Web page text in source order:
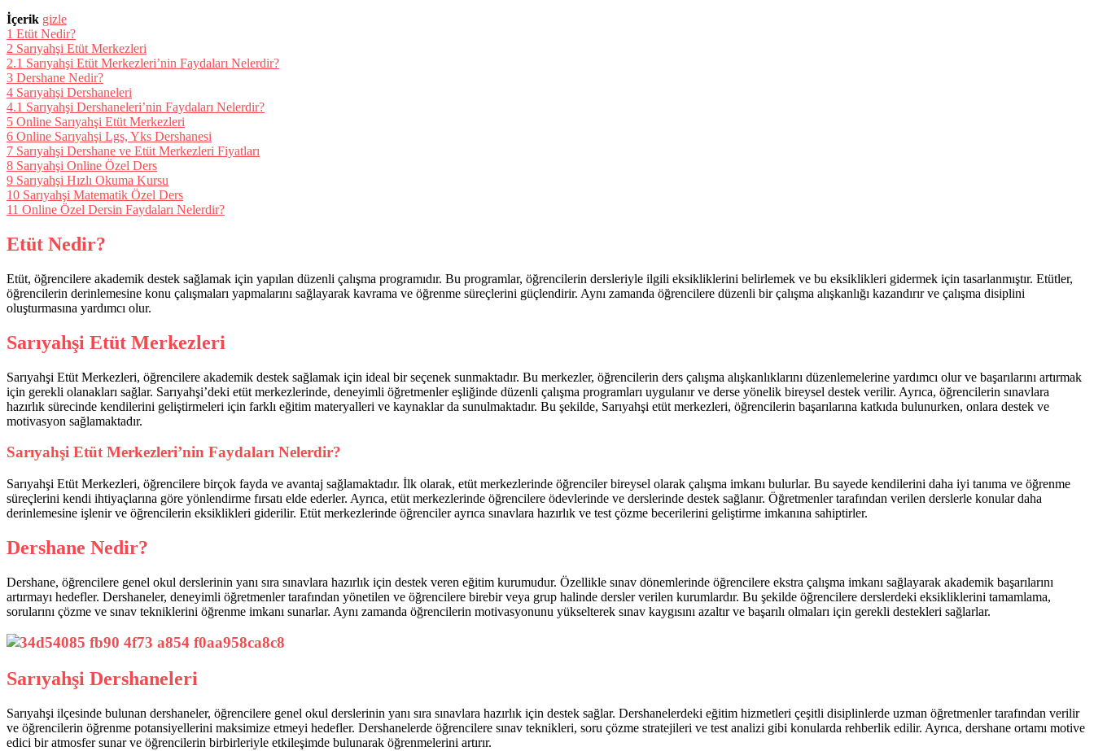
İçerik gizle
1 Etüt Nedir?
2 Sarıyahşi Etüt Merkezleri
2.1 Sarıyahşi Etüt Merkezleri’nin Faydaları Nelerdir?
3 Dershane Nedir?
4 Sarıyahşi Dershaneleri
4.1 Sarıyahşi Dershaneleri’nin Faydaları Nelerdir?
5 Online Sarıyahşi Etüt Merkezleri
6 Online Sarıyahşi Lgs, Yks Dershanesi
7 Sarıyahşi Dershane ve Etüt Merkezleri Fiyatları
8 Sarıyahşi Online Özel Ders
9 Sarıyahşi Hızlı Okuma Kursu
10 Sarıyahşi Matematik Özel Ders
11 Online Özel Dersin Faydaları Nelerdir?
Etüt Nedir?
Etüt, öğrencilere akademik destek sağlamak için yapılan düzenli çalışma programıdır. Bu programlar, öğrencilerin dersleriyle ilgili eksikliklerini belirlemek ve bu eksiklikleri gidermek için tasarlanmıştır. Etütler,
öğrencilerin derinlemesine konu çalışmaları yapmalarını sağlayarak kavrama ve öğrenme süreçlerini güçlendirir. Aynı zamanda öğrencilere düzenli bir çalışma alışkanlığı kazandırır ve çalışma disiplini
oluşturmasına yardımcı olur.
Sarıyahşi Etüt Merkezleri
Sarıyahşi Etüt Merkezleri, öğrencilere akademik destek sağlamak için ideal bir seçenek sunmaktadır. Bu merkezler, öğrencilerin ders çalışma alışkanlıklarını düzenlemelerine yardımcı olur ve başarılarını artırmak
için gerekli olanakları sağlar. Sarıyahşi’deki etüt merkezlerinde, deneyimli öğretmenler eşliğinde düzenli çalışma programları uygulanır ve derse yönelik bireysel destek verilir. Ayrıca, öğrencilerin sınavlara
hazırlık sürecinde kendilerini geliştirmeleri için farklı eğitim materyalleri ve kaynaklar da sunulmaktadır. Bu şekilde, Sarıyahşi etüt merkezleri, öğrencilerin başarılarına katkıda bulunurken, onlara destek ve
motivasyon sağlamaktadır.
Sarıyahşi Etüt Merkezleri’nin Faydaları Nelerdir?
Sarıyahşi Etüt Merkezleri, öğrencilere birçok fayda ve avantaj sağlamaktadır. İlk olarak, etüt merkezlerinde öğrenciler bireysel olarak çalışma imkanı bulurlar. Bu sayede kendilerini daha iyi tanıma ve öğrenme
süreçlerini kendi ihtiyaçlarına göre yönlendirme fırsatı elde ederler. Ayrıca, etüt merkezlerinde öğrencilere ödevlerinde ve derslerinde destek sağlanır. Öğretmenler tarafından verilen derslerle konular daha
derinlemesine işlenir ve öğrencilerin eksiklikleri giderilir. Etüt merkezlerinde öğrenciler ayrıca sınavlara hazırlık ve test çözme becerilerini geliştirme imkanına sahiptirler.
Dershane Nedir?
Dershane, öğrencilere genel okul derslerinin yanı sıra sınavlara hazırlık için destek veren eğitim kurumudur. Özellikle sınav dönemlerinde öğrencilere ekstra çalışma imkanı sağlayarak akademik başarılarını
artırmayı hedefler. Dershaneler, deneyimli öğretmenler tarafından yönetilen ve öğrencilere birebir veya grup halinde dersler verilen kurumlardır. Bu şekilde öğrencilere derslerdeki eksikliklerini tamamlama,
sorularını çözme ve sınav tekniklerini öğrenme imkanı sunarlar. Aynı zamanda öğrencilerin motivasyonunu yükselterek sınav kaygısını azaltır ve başarılı olmaları için gerekli destekleri sağlarlar.
Sarıyahşi Dershaneleri
Sarıyahşi ilçesinde bulunan dershaneler, öğrencilere genel okul derslerinin yanı sıra sınavlara hazırlık için destek sağlar. Dershanelerdeki eğitim hizmetleri çeşitli disiplinlerde uzman öğretmenler tarafından verilir
ve öğrencilerin öğrenme potansiyellerini maksimize etmeyi hedefler. Dershanelerde öğrencilere sınav teknikleri, soru çözme stratejileri ve test analizi gibi konularda rehberlik edilir. Ayrıca, dershane ortamı motive
edici bir atmosfer sunar ve öğrencilerin birbirleriyle etkileşimde bulunarak öğrenmelerini artırır.